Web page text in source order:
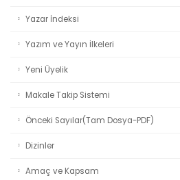
Yazar İndeksi
Yazım ve Yayın İlkeleri
Yeni Üyelik
Makale Takip Sistemi
Önceki Sayılar(Tam Dosya-PDF)
Dizinler
Amaç ve Kapsam